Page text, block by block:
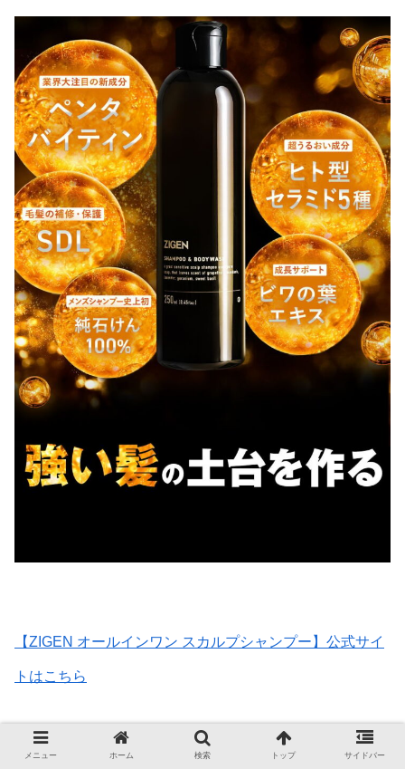
【ZIGEN オールインワン スカルプシャンプー】公式サイ
トはこちら
【ステップ1】徹底した予洗いが成功のカギ！
メニュー ホーム 検索 トップ サイドバー